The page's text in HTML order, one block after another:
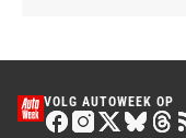
VOLG AUTOWEEK OP